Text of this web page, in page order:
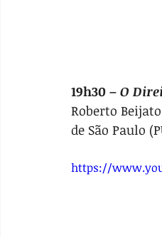
19h30 – O
Roberto
de São Paulo
https://